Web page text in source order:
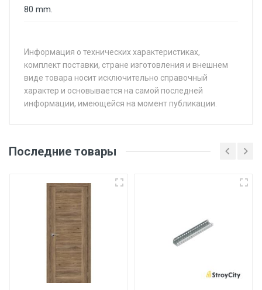
80 mm.
Информация о технических характеристиках,
комплект поставки, стране изготовления и внешнем
виде товара носит исключительно справочный
характер и основывается на самой последней
информации, имеющейся на момент публикации.
Последние товары